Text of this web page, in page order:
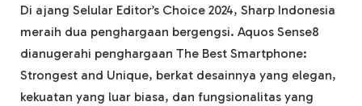
Di ajang Selular Editor’s Choice 2024, Sharp Indonesia
meraih dua penghargaan bergengsi. Aquos Sense8
dianugerahi penghargaan The Best Smartphone:
Strongest and Unique, berkat desainnya yang elegan,
kekuatan yang luar biasa, dan fungsionalitas yang